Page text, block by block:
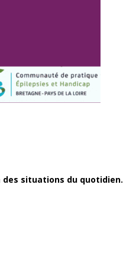
situations du quotidien.